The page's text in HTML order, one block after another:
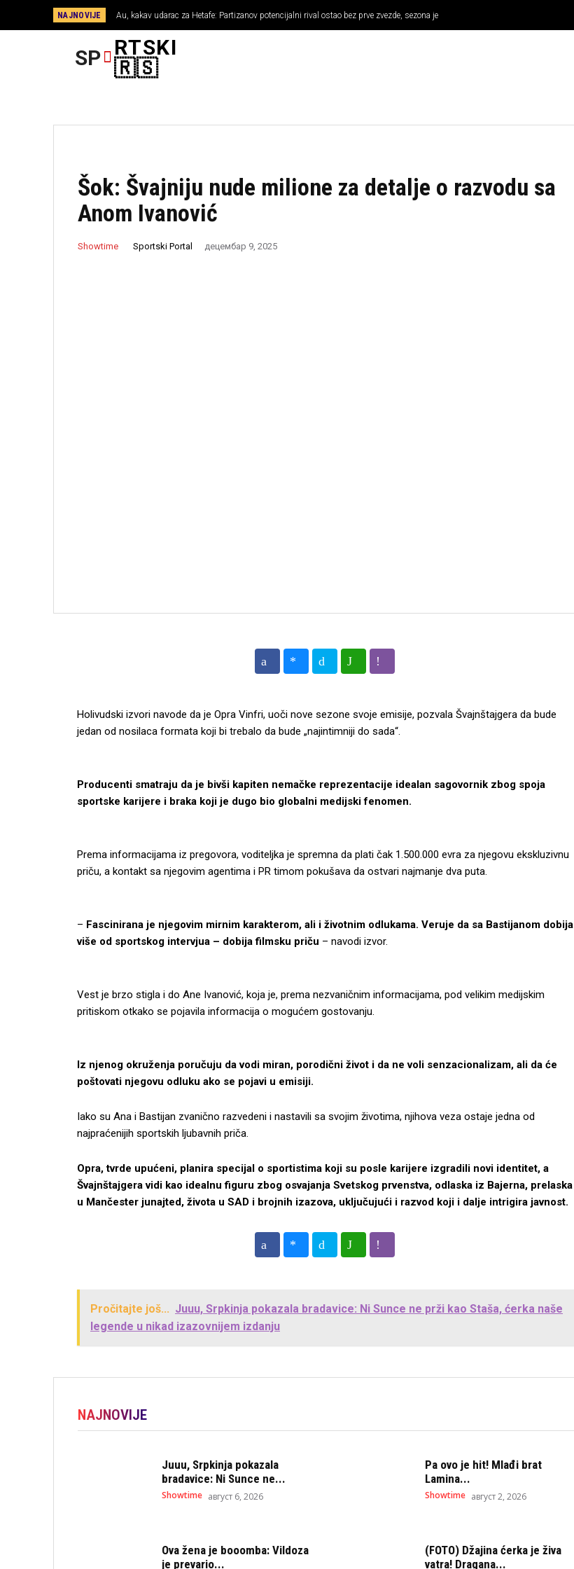
NAJNOVIJE
Au, kakav udarac za Hetafe: Partizanov potencijalni rival ostao bez prve zvezde, sezona je
za njega završena!
SP RTSKI
🇷🇸
Šok: Švajniju nude milione za detalje o razvodu sa
Anom Ivanović
Showtime Sportski Portal децембар 9, 2025
Holivudski izvori navode da je Opra Vinfri, uoči nove sezone svoje emisije, pozvala Švajnštajgera da bude
jedan od nosilaca formata koji bi trebalo da bude „najintimniji do sada“.
Producenti smatraju da je bivši kapiten nemačke reprezentacije idealan sagovornik zbog spoja
sportske karijere i braka koji je dugo bio globalni medijski fenomen.
Prema informacijama iz pregovora, voditeljka je spremna da plati čak 1.500.000 evra za njegovu ekskluzivnu
priču, a kontakt sa njegovim agentima i PR timom pokušava da ostvari najmanje dva puta.
– Fascinirana je njegovim mirnim karakterom, ali i životnim odlukama. Veruje da sa Bastijanom dobija
više od sportskog intervjua – dobija filmsku priču – navodi izvor.
Vest je brzo stigla i do Ane Ivanović, koja je, prema nezvaničnim informacijama, pod velikim medijskim
pritiskom otkako se pojavila informacija o mogućem gostovanju.
Iz njenog okruženja poručuju da vodi miran, porodični život i da ne voli senzacionalizam, ali da će
poštovati njegovu odluku ako se pojavi u emisiji.
Iako su Ana i Bastijan zvanično razvedeni i nastavili sa svojim životima, njihova veza ostaje jedna od
najpraćenijih sportskih ljubavnih priča.
Opra, tvrde upućeni, planira specijal o sportistima koji su posle karijere izgradili novi identitet, a
Švajnštajgera vidi kao idealnu figuru zbog osvajanja Svetskog prvenstva, odlaska iz Bajerna, prelaska
u Mančester junajted, života u SAD i brojnih izazova, uključujući i razvod koji i dalje intrigira javnost.
Pročitajte još... Juuu, Srpkinja pokazala bradavice: Ni Sunce ne prži kao Staša, ćerka naše
legende u nikad izazovnijem izdanju
NAJNOVIJE
Juuu, Srpkinja pokazala
bradavice: Ni Sunce ne...
Showtime август 6, 2026
Pa ovo je hit! Mlađi brat
Lamina...
Showtime август 2, 2026
Ova žena je booomba: Vildoza
je prevario...
(FOTO) Džajina ćerka je živa
vatra! Dragana...